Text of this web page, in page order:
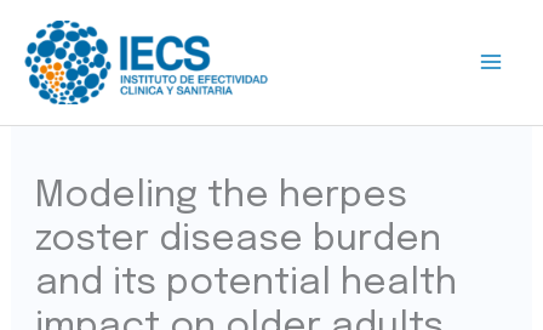
contenido
Modeling the herpes
zoster disease burden
and its potential health